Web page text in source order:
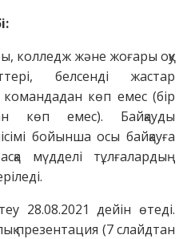
колледж және жоғары оқу
белсенді жастар
көп емес (бір
көп емес). Байқауды
і бойынша осы байқауға
мүдделі тұлғалардың
28.08.2021 дейін өтеді.
презентация (7 слайдтан